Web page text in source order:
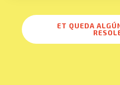
ET QUEDA